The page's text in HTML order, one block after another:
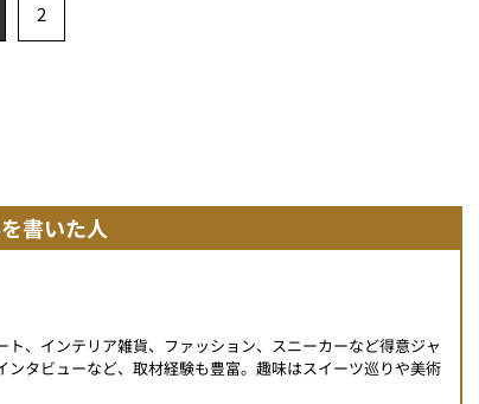
2
書いた人
、インテリア雑貨、ファッション、スニーカーなど得意ジャ
ンタビューなど、取材経験も豊富。趣味はスイーツ巡りや美術